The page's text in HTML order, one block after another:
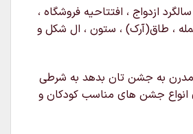
ازدواج ، افتتاحیه فروشگاه ،
، طاق(آرک) ، ستون ، ال شکل و
مدرن به جشن تان بدهد به شرطی
انواع جشن های مناسب کودکان و